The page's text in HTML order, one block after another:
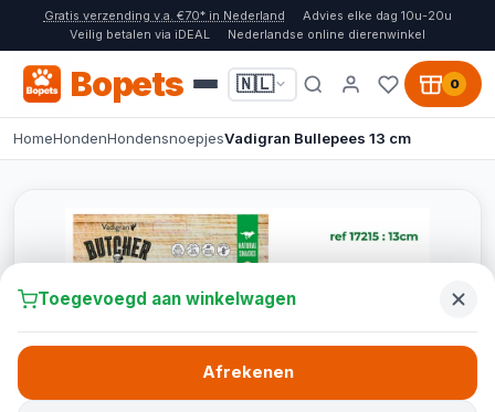
Gratis verzending v.a. €70* in Nederland
Advies elke dag 10u-20u
Veilig betalen via iDEAL
Nederlandse online dierenwinkel
Bopets 🇳🇱 0
HomeHondenHondensnoepjesVadigran Bullepees 13 cm
Toegevoegd aan winkelwagen
Afrekenen